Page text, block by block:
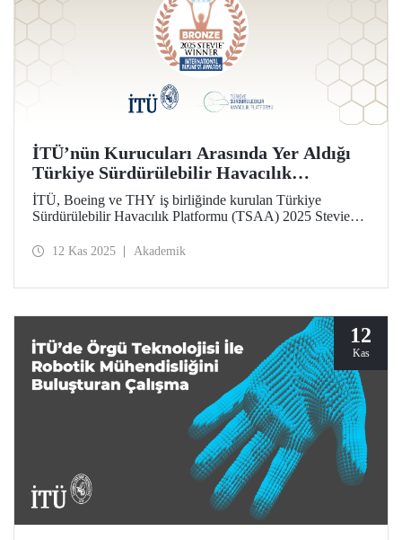
İTÜ’nün Kurucuları Arasında Yer Aldığı
Türkiye Sürdürülebilir Havacılık
Platformu’na (TSAA) Bronz Madalya
İTÜ, Boeing ve THY iş birliğinde kurulan Türkiye
Sürdürülebilir Havacılık Platformu (TSAA) 2025 Stevie
kategorisinde bronz madalya kazandı.
12 Kas 2025 Akademik
12
Kas